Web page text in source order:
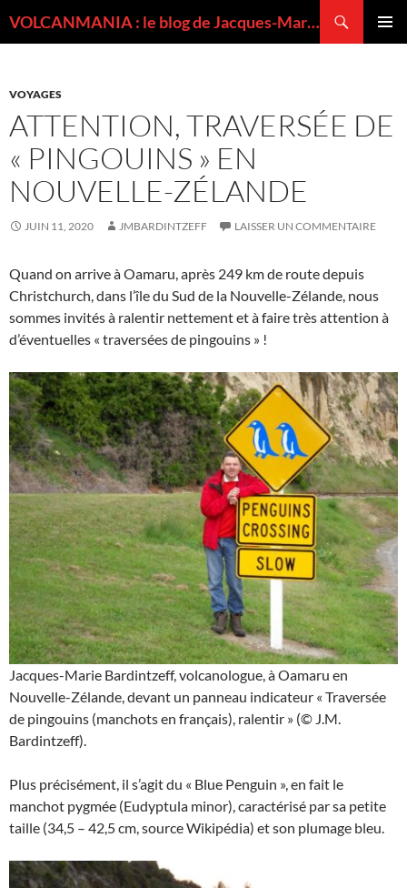
VOLCANMANIA : le blog de Jacques-Marie BARDINTZEFF, volcanologue
VOYAGES
ATTENTION, TRAVERSÉE DE
« PINGOUINS » EN
NOUVELLE-ZÉLANDE
JUIN 11, 2020 JMBARDINTZEFF LAISSER UN COMMENTAIRE
Quand on arrive à Oamaru, après 249 km de route depuis
Christchurch, dans l’île du Sud de la Nouvelle-Zélande, nous
sommes invités à ralentir nettement et à faire très attention à
d’éventuelles « traversées de pingouins » !
Jacques-Marie Bardintzeff, volcanologue, à Oamaru en
Nouvelle-Zélande, devant un panneau indicateur « Traversée
de pingouins (manchots en français), ralentir » (© J.M.
Bardintzeff).
Plus précisément, il s’agit du « Blue Penguin », en fait le
manchot pygmée (Eudyptula minor), caractérisé par sa petite
taille (34,5 – 42,5 cm, source Wikipédia) et son plumage bleu.